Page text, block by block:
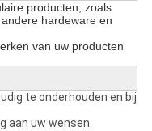
producten, zoals
hardeware en
van uw producten
te onderhouden en bij
aan uw wensen